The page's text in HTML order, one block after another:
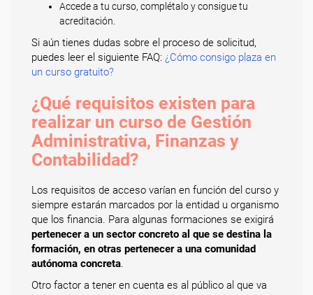
Accede a tu curso, complétalo y consigue tu
acreditación.
Si aún tienes dudas sobre el proceso de solicitud,
puedes leer el siguiente FAQ: ¿Cómo consigo plaza en
un curso gratuito?
¿Qué requisitos existen para
realizar un curso de Gestión
Administrativa, Finanzas y
Contabilidad?
Los requisitos de acceso varían en función del curso y
siempre estarán marcados por la entidad u organismo
que los financia. Para algunas formaciones se exigirá
pertenecer a un sector concreto al que se destina la
formación, en otras pertenecer a una comunidad
autónoma concreta.
Otro factor a tener en cuenta es al público al que va